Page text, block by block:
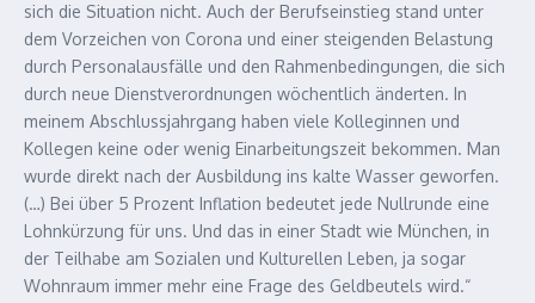
sich die Situation nicht. Auch der Berufseinstieg stand unter
dem Vorzeichen von Corona und einer steigenden Belastung
durch Personalausfälle und den Rahmenbedingungen, die sich
durch neue Dienstverordnungen wöchentlich änderten. In
meinem Abschlussjahrgang haben viele Kolleginnen und
Kollegen keine oder wenig Einarbeitungszeit bekommen. Man
wurde direkt nach der Ausbildung ins kalte Wasser geworfen.
(…) Bei über 5 Prozent Inflation bedeutet jede Nullrunde eine
Lohnkürzung für uns. Und das in einer Stadt wie München, in
der Teilhabe am Sozialen und Kulturellen Leben, ja sogar
Wohnraum immer mehr eine Frage des Geldbeutels wird.“